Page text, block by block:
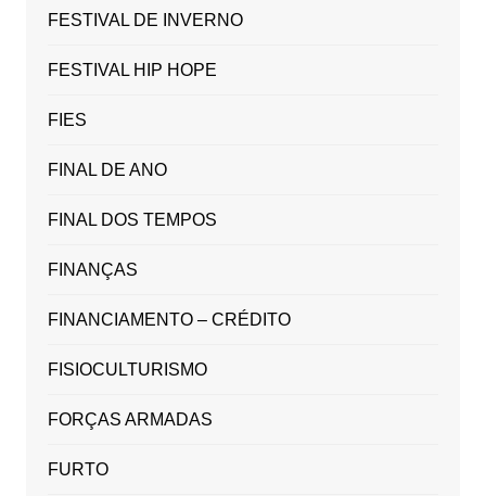
FESTIVAL DE INVERNO
FESTIVAL HIP HOPE
FIES
FINAL DE ANO
FINAL DOS TEMPOS
FINANÇAS
FINANCIAMENTO – CRÉDITO
FISIOCULTURISMO
FORÇAS ARMADAS
FURTO